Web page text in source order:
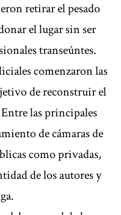
retirar el pesado
el lugar sin ser
transeúntes.
comenzaron las
de reconstruir el
las principales
de cámaras de
como privadas,
de los autores y